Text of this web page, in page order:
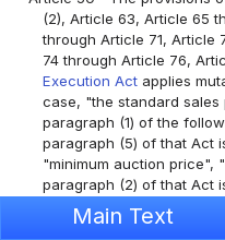
(2), Article 63, Article 65
through Article 71, Article
74 through Article 76,
Execution Act applies
case, "the standard
paragraph (1) of the
paragraph (5) of that Act
"minimum auction price",
paragraph (2) of that Act
"trustee", "standard
Article 71, item (vi) of
Main Text